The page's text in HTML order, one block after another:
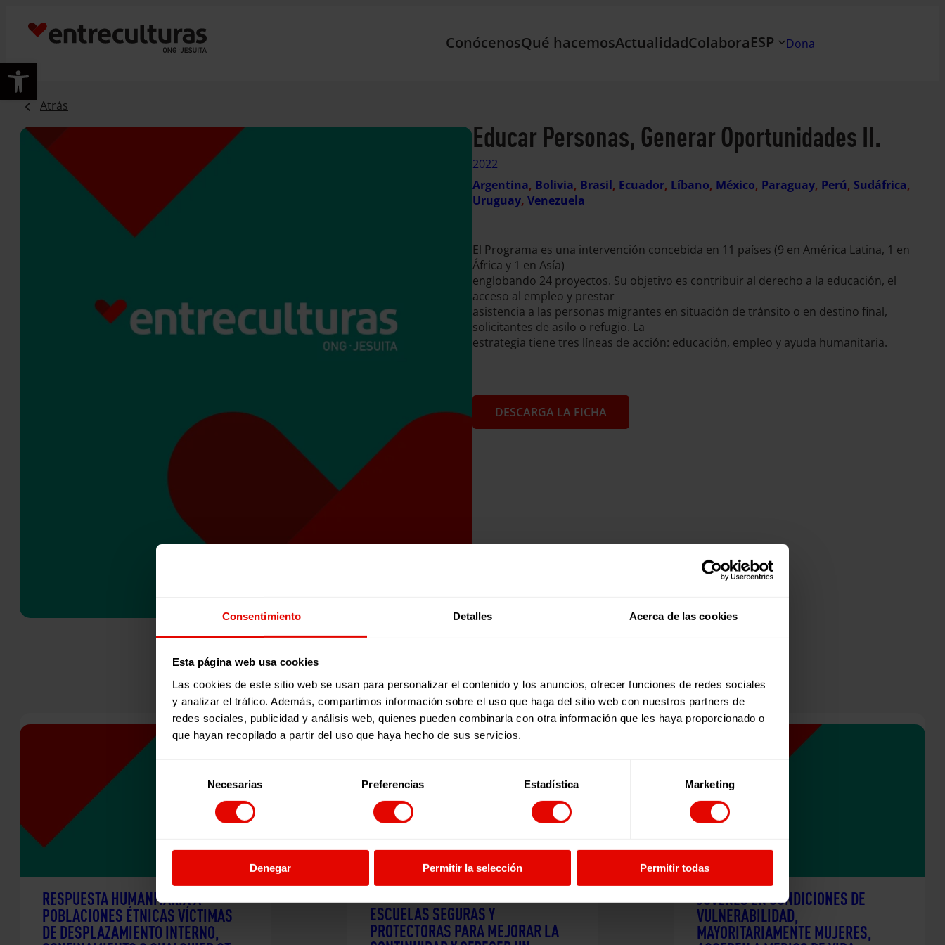
Consentimiento Detalles Acerca de las cookies
Esta página web usa cookies
Las cookies de este sitio web se usan para personalizar el contenido y los anuncios, ofrecer funciones de redes sociales
y analizar el tráfico. Además, compartimos información sobre el uso que haga del sitio web con nuestros partners de
redes sociales, publicidad y análisis web, quienes pueden combinarla con otra información que les haya proporcionado o
que hayan recopilado a partir del uso que haya hecho de sus servicios.
consentimiento
Necesarias Preferencias Estadística Marketing
Denegar Permitir la selección Permitir todas
Abrir barra de herramientas
ConócenosQué hacemosActualidadColaboraESP Dona
Atrás
Educar Personas, Generar Oportunidades II.
2022
Argentina, Bolivia, Brasil, Ecuador, Líbano, México, Paraguay, Perú, Sudáfrica
Uruguay, Venezuela
El Programa es una intervención concebida en 11 países (9 en América Latina, 1 en
África y 1 en Asía)
englobando 24 proyectos. Su objetivo es contribuir al derecho a la educación, el
acceso al empleo y prestar
asistencia a las personas migrantes en situación de tránsito o en destino final,
solicitantes de asilo o refugio. La
estrategia tiene tres líneas de acción: educación, empleo y ayuda humanitaria.
DESCARGA LA FICHA
RESPUESTA HUMANITARIA A
POBLACIONES ÉTNICAS VÍCTIMAS
DE DESPLAZAMIENTO INTERNO,
ESCUELAS SEGURAS Y
PROTECTORAS PARA MEJORAR LA
JÓVENES EN CONDICIONES DE
VULNERABILIDAD,
MAYORITARIAMENTE MUJERES,